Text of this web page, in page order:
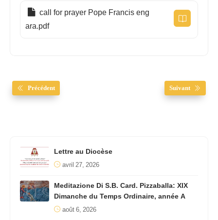
call for prayer Pope Francis eng
ara.pdf
Précédent Suivant
Lettre au Diocèse
avril 27, 2026
Meditazione Di S.B. Card. Pizzaballa: XIX
Dimanche du Temps Ordinaire, année A
août 6, 2026